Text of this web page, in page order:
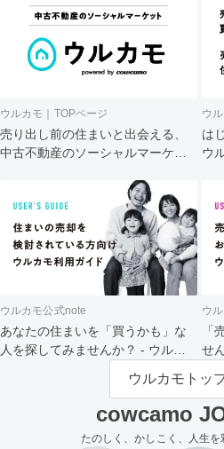
ウルカモ｜TOPページ
売り出し前の住まいと出会える、
中古不動産のソーシャルマーケッ
ウ
は
ウ
ウルカモ公式note
あなたの住まいを「買うかも」な
人を探してみませんか？ - ウルカ
ウ
「
せ
主
ウルカモトッ
cowcamo
たのしく、かしこく、人生